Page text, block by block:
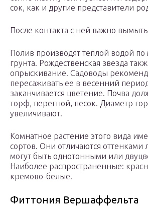
сок, как и другие представители
После контакта с ней важно
Полив производят теплой водой
грунта. Рождественская звезда
опрыскивание. Садоводы
пересаживать ее в весенний
заканчивается цветение. Почва
торф, перегной, песок. Диаметр
увеличивают.
Комнатное растение этого вида
сортов. Они отличаются оттенками
могут быть однотонными или
Наиболее распространенные:
кремово-белые.
Фиттония Вершаффельта